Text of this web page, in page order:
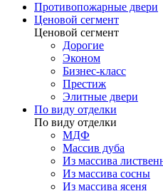
Противопожарные двери
Ценовой сегмент
Ценовой сегмент
Дорогие
Эконом
Бизнес-класс
Престиж
Элитные двери
По виду отделки
По виду отделки
МДФ
Массив дуба
Из массива
Из массива сосны
Из массива ясеня